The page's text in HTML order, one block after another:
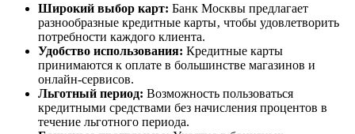
Широкий выбор карт: Банк Москвы предлагает
разнообразные кредитные карты‚ чтобы удовлетворить
потребности каждого клиента.
Удобство использования: Кредитные карты
принимаются к оплате в большинстве магазинов и
онлайн-сервисов.
Льготный период: Возможность пользоваться
кредитными средствами без начисления процентов в
течение льготного периода.